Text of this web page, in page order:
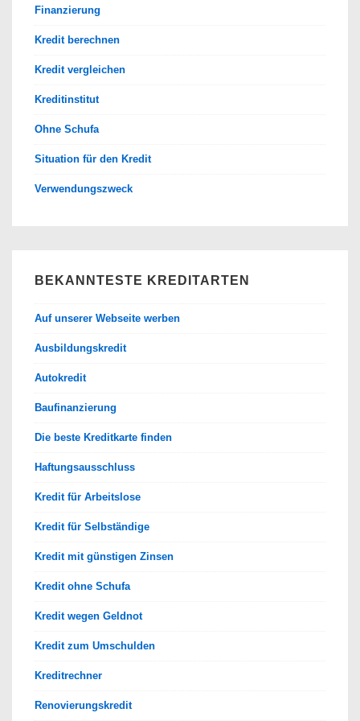
Finanzierung
Kredit berechnen
Kredit vergleichen
Kreditinstitut
Ohne Schufa
Situation für den Kredit
Verwendungszweck
BEKANNTESTE KREDITARTEN
Auf unserer Webseite werben
Ausbildungskredit
Autokredit
Baufinanzierung
Die beste Kreditkarte finden
Haftungsausschluss
Kredit für Arbeitslose
Kredit für Selbständige
Kredit mit günstigen Zinsen
Kredit ohne Schufa
Kredit wegen Geldnot
Kredit zum Umschulden
Kreditrechner
Renovierungskredit